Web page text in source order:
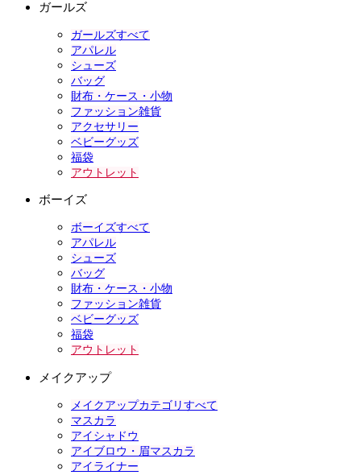
ガールズ
ガールズすべて
アパレル
シューズ
バッグ
財布・ケース・小物
ファッション雑貨
アクセサリー
ベビーグッズ
福袋
アウトレット
ボーイズ
ボーイズすべて
アパレル
シューズ
バッグ
財布・ケース・小物
ファッション雑貨
ベビーグッズ
福袋
アウトレット
メイクアップ
メイクアップカテゴリすべて
マスカラ
アイシャドウ
アイブロウ・眉マスカラ
アイライナー